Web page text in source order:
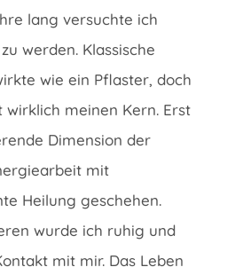
lang versuchte ich
werden. Klassische
wie ein Pflaster, doch
meinen Kern. Erst
Dimension der
mit
Heilung geschehen.
wurde ich ruhig und
mit mir. Das Leben